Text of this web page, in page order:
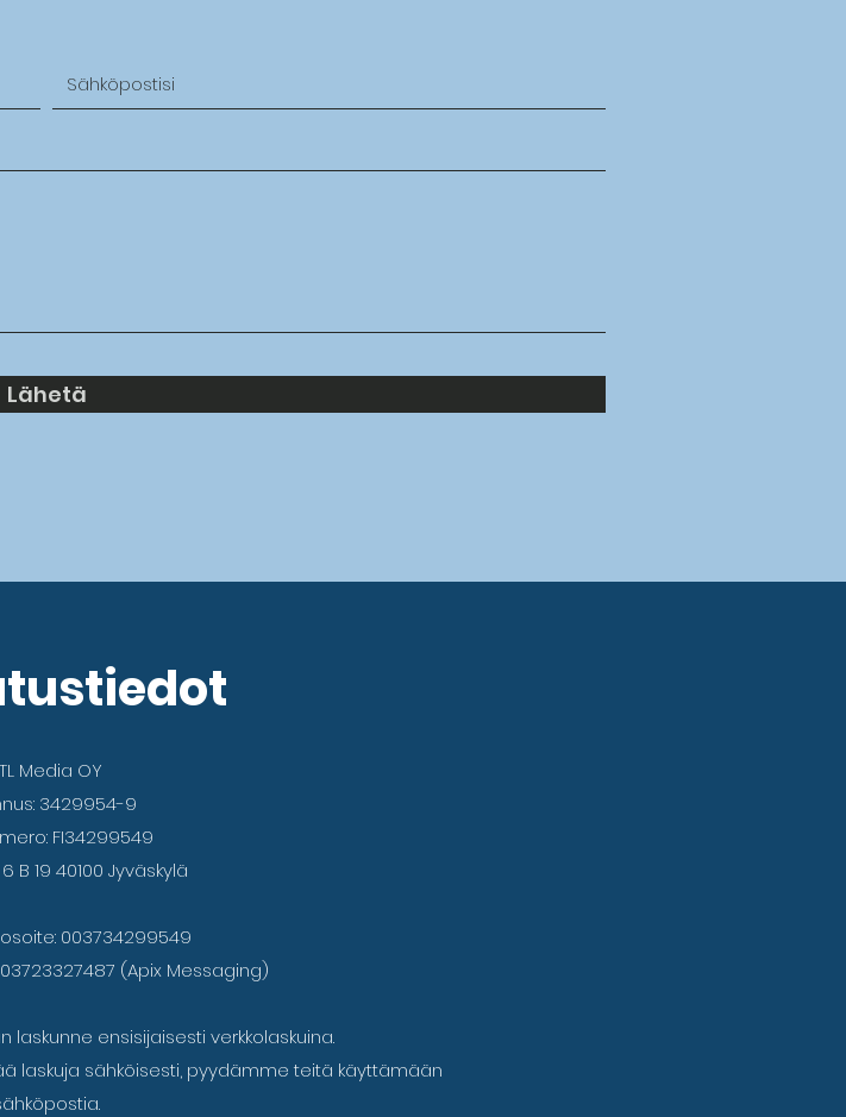
Lähetä
Media OY
3429954-9
FI34299549
B 19 40100 Jyväskylä
003734299549
(Apix Messaging)
ensisijaisesti verkkolaskuina.
laskuja sähköisesti, pyydämme teitä käyttämään